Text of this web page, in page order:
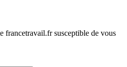
francetravail.fr susceptible de vous